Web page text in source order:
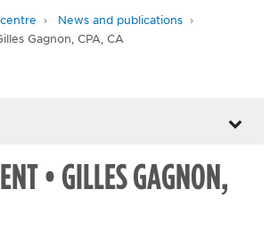
News and publications
Gagnon, CPA, CA
• GILLES GAGNON,